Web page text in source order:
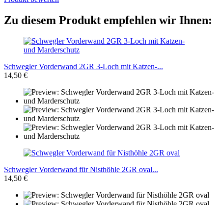
Zu diesem Produkt empfehlen wir Ihnen:
Schwegler Vorderwand 2GR 3-Loch mit Katzen-...
14,50 €
Schwegler Vorderwand für Nisthöhle 2GR oval...
14,50 €